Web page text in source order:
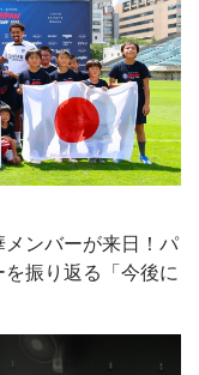
ンバーが来日！パ
振り返る「今後に